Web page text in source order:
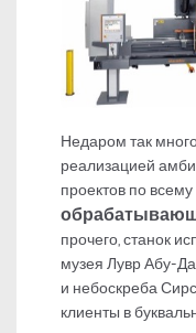
Недаром так
реализацией
проектов по
прочего, станок
музея Лувр Абу-
и небоскреба
клиенты в